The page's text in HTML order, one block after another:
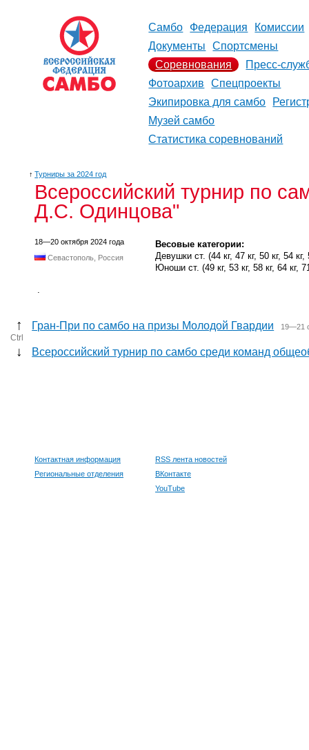
Самбо Федерация
Комиссии
Документы
Спортсмены
Соревнования
Пресс-
Фотоархив
Спецпроекты
Экипировка для самбо
Музей самбо
Статистика соревнований
↑ Турниры за 2024 год
Всероссийский турнир по
Д.С. Одинцова"
18—20 октября 2024 года
Севастополь, Россия
Весовые категории:
Девушки ст. (44 кг, 47 кг, 50 кг, 54 кг,
Юноши ст. (49 кг, 53 кг, 58 кг, 64 кг,
.
↑ Гран-При по самбо на призы Молодой Гвардии 19—21
Ctrl
↓ Всероссийский турнир по самбо среди команд
Контактная информация
Региональные отделения
RSS лента новостей
ВКонтакте
YouTube